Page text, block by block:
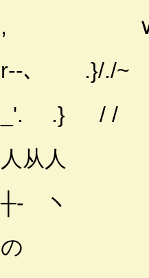
, ∨:.
r‐-､ .}/./~
_'. .} / /
人从人
┼‐ ヽ
i l :l
の